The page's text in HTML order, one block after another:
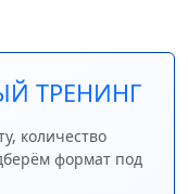
ТРЕНИНГ
количество
формат под